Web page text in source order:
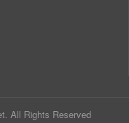
All Rights Reserved